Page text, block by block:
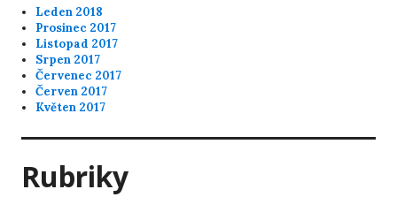
Leden 2018
Prosinec 2017
Listopad 2017
Srpen 2017
Červenec 2017
Červen 2017
Květen 2017
Rubriky